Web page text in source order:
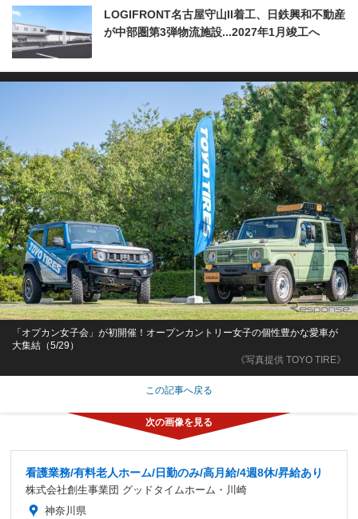
LOGIFRONT名古屋守山II着工、日鉄興和不動産
が中部圏第3弾物流施設...2027年1月竣工へ
《写真提供 TOYO TIRE》
「オプカン女子会」が初開催！オープンカントリー女子の個性豊かな愛車が
大集結（5/29）
この記事へ戻る
看護業務/有料老人ホーム/日勤のみ/高月給/4週8休/昇給あり
株式会社創生事業団 グッドタイムホーム・川崎
神奈川県